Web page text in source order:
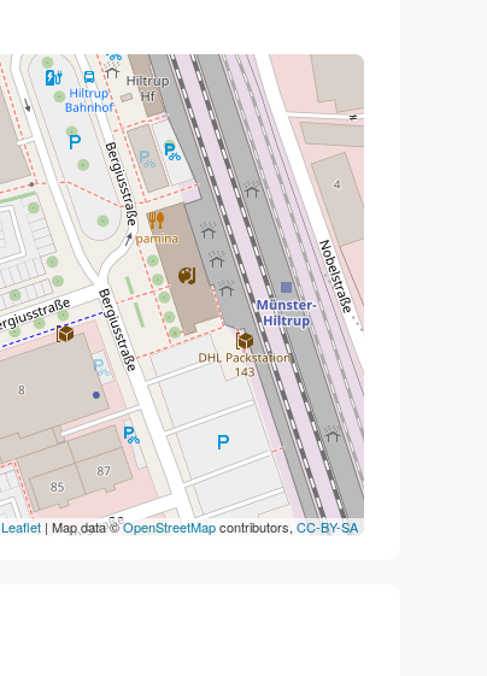
Leaflet | Map data ©OpenStreetMapcontributors, CC-BY-SA